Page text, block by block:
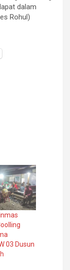
dalam
Rohul)
03 Dusun